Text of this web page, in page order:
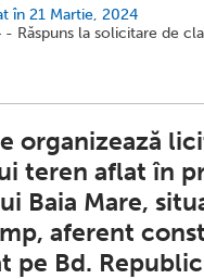
în 21 Martie, 2024
Răspuns la solicitare de
organizează
teren aflat în
Baia Mare,
aferent
pe Bd.